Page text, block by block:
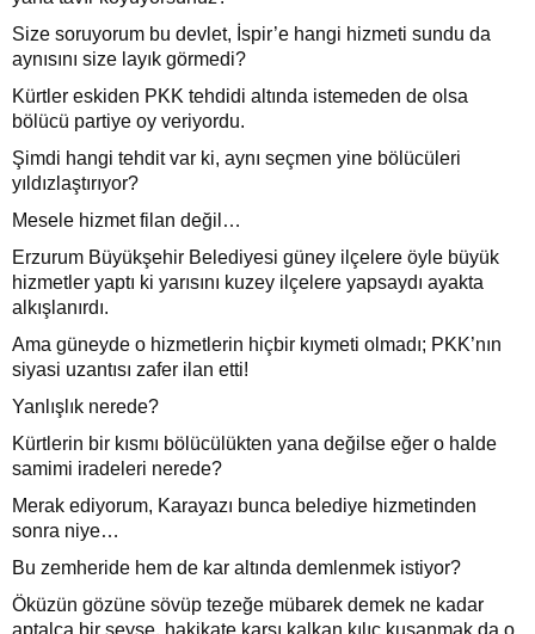
Size soruyorum bu devlet, İspir’e hangi hizmeti sundu da
aynısını size layık görmedi?
Kürtler eskiden PKK tehdidi altında istemeden de olsa
bölücü partiye oy veriyordu.
Şimdi hangi tehdit var ki, aynı seçmen yine bölücüleri
yıldızlaştırıyor?
Mesele hizmet filan değil…
Erzurum Büyükşehir Belediyesi güney ilçelere öyle büyük
hizmetler yaptı ki yarısını kuzey ilçelere yapsaydı ayakta
alkışlanırdı.
Ama güneyde o hizmetlerin hiçbir kıymeti olmadı; PKK’nın
siyasi uzantısı zafer ilan etti!
Yanlışlık nerede?
Kürtlerin bir kısmı bölücülükten yana değilse eğer o halde
samimi iradeleri nerede?
Merak ediyorum, Karayazı bunca belediye hizmetinden
sonra niye…
Bu zemheride hem de kar altında demlenmek istiyor?
Öküzün gözüne sövüp tezeğe mübarek demek ne kadar